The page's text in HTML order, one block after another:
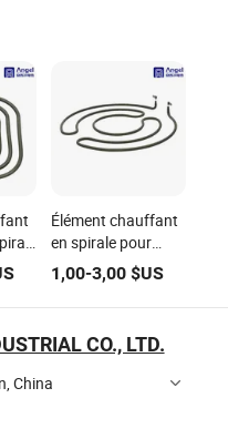
Élément chauffant
en spirale pour
plaques de cuisson
en céramique
électriques,
processus de
chauffage à haute
1,00-3,00$US
CO., LTD.
China